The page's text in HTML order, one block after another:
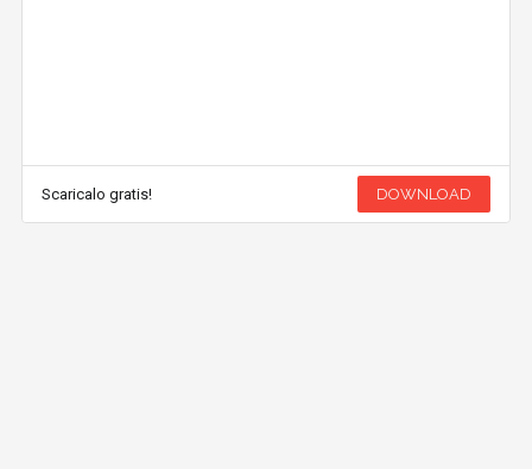
Scaricalo gratis! DOWNLOAD